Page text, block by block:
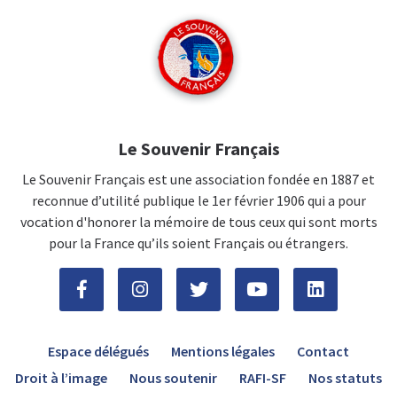
Le Souvenir Français
Le Souvenir Français est une association fondée en 1887 et
reconnue d’utilité publique le 1er février 1906 qui a pour
vocation d'honorer la mémoire de tous ceux qui sont morts
pour la France qu’ils soient Français ou étrangers.
Espace délégués Mentions légales
Contact
Droit à l’image
Nous soutenir RAFI-SF Nos statuts